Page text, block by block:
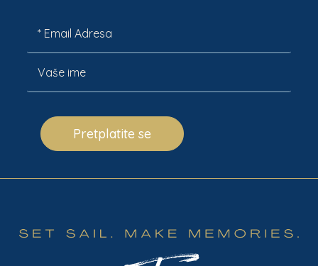
Pretplatite se